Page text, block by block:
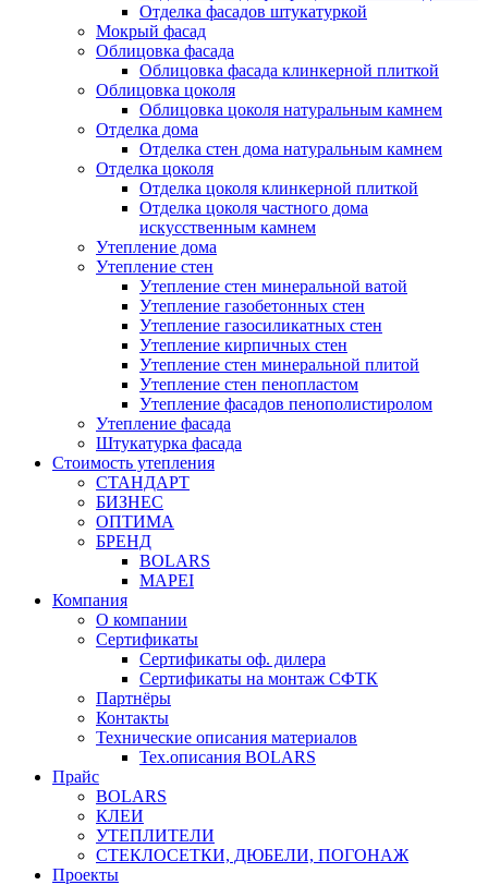
Отделка фасадов штукатуркой
Мокрый фасад
Облицовка фасада
Облицовка фасада клинкерной плиткой
Облицовка цоколя
Облицовка цоколя натуральным камнем
Отделка дома
Отделка стен дома натуральным камнем
Отделка цоколя
Отделка цоколя клинкерной плиткой
Отделка цоколя частного дома
искусственным камнем
Утепление дома
Утепление стен
Утепление стен минеральной ватой
Утепление газобетонных стен
Утепление газосиликатных стен
Утепление кирпичных стен
Утепление стен минеральной плитой
Утепление стен пенопластом
Утепление фасадов пенополистиролом
Утепление фасада
Штукатурка фасада
Стоимость утепления
СТАНДАРТ
БИЗНЕС
ОПТИМА
БРЕНД
BOLARS
MAPEI
Компания
О компании
Сертификаты
Сертификаты оф. дилера
Сертификаты на монтаж СФТК
Партнёры
Контакты
Технические описания материалов
Тех.описания BOLARS
Прайс
BOLARS
КЛЕИ
УТЕПЛИТЕЛИ
СТЕКЛОСЕТКИ, ДЮБЕЛИ, ПОГОНАЖ
Проекты